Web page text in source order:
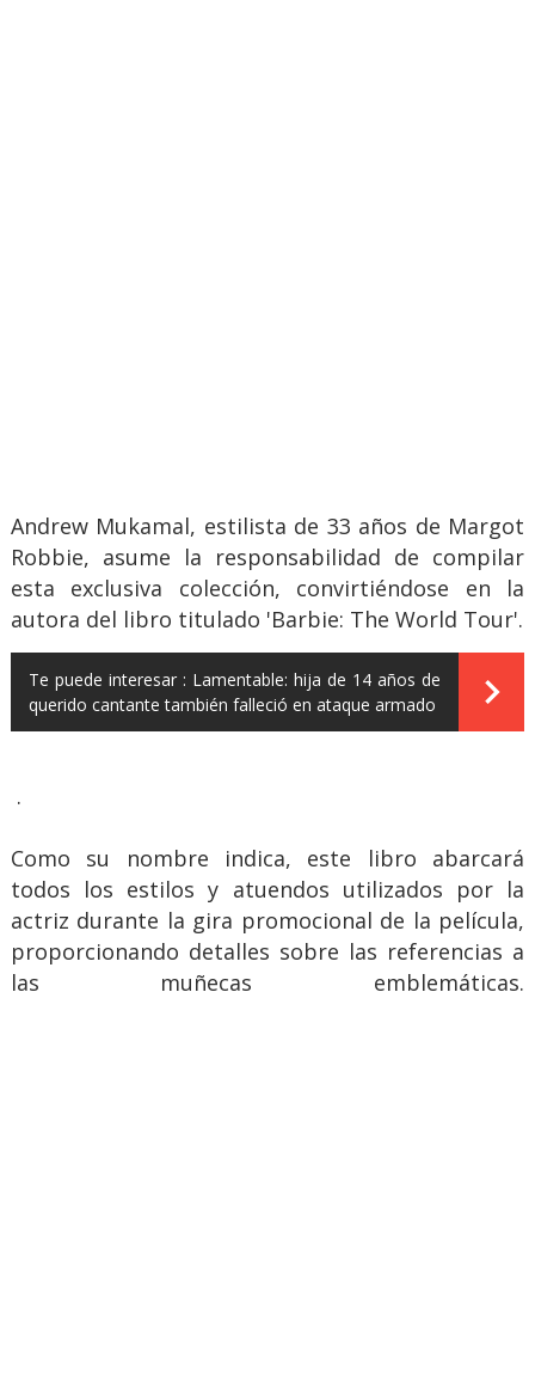
Andrew Mukamal, estilista de 33 años de Margot
Robbie, asume la responsabilidad de compilar
esta exclusiva colección, convirtiéndose en la
autora del libro titulado 'Barbie: The World Tour'.
Te puede interesar : Lamentable: hija de 14 años de
querido cantante también falleció en ataque armado
.
Como su nombre indica, este libro abarcará
todos los estilos y atuendos utilizados por la
actriz durante la gira promocional de la película,
proporcionando detalles sobre las referencias a
las muñecas emblemáticas.